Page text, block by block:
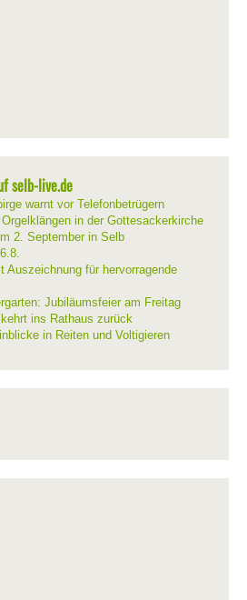
selb-live.de
warnt vor Telefonbetrügern
in der Gottesackerkirche
2. September in Selb
Auszeichnung für hervorragende
Jubiläumsfeier am Freitag
ins Rathaus zurück
in Reiten und Voltigieren